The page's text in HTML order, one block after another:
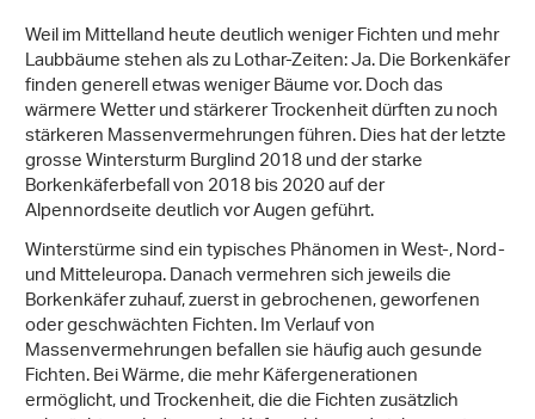
Weil im Mittelland heute deutlich weniger Fichten und mehr
Laubbäume stehen als zu Lothar-Zeiten: Ja. Die Borkenkäfer
finden generell etwas weniger Bäume vor. Doch das
wärmere Wetter und stärkerer Trockenheit dürften zu noch
stärkeren Massenvermehrungen führen. Dies hat der letzte
grosse Wintersturm Burglind 2018 und der starke
Borkenkäferbefall von 2018 bis 2020 auf der
Alpennordseite deutlich vor Augen geführt.
Winterstürme sind ein typisches Phänomen in West-, Nord-
und Mitteleuropa. Danach vermehren sich jeweils die
Borkenkäfer zuhauf, zuerst in gebrochenen, geworfenen
oder geschwächten Fichten. Im Verlauf von
Massenvermehrungen befallen sie häufig auch gesunde
Fichten. Bei Wärme, die mehr Käfergenerationen
ermöglicht, und Trockenheit, die die Fichten zusätzlich